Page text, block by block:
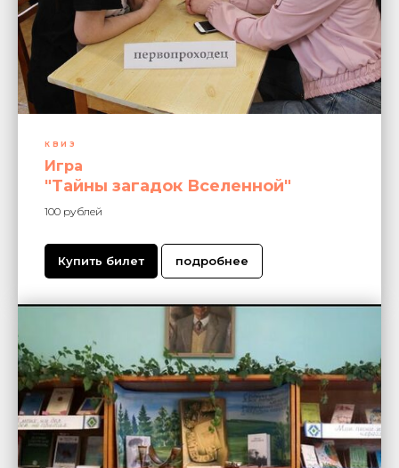
квиз
Игра
"Тайны загадок Вселенной"
100 рублей
Купить билет подробнее